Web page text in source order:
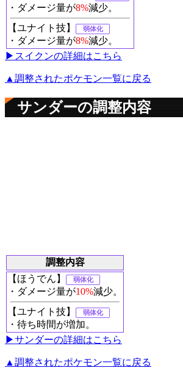
・ダメージ量が8%減少。
【ユナイト技】
弱体化
・ダメージ量が8%減少。
▶︎スイクンの詳細はこちら
▲調整されたポケモン一覧に戻る
サンダーの調整内容
調整内容
【ほうでん】
弱体化
・ダメージ量が10%減少。
【ユナイト技】
弱体化
・待ち時間が増加。
▶︎サンダーの詳細はこちら
▲調整されたポケモン一覧に戻る